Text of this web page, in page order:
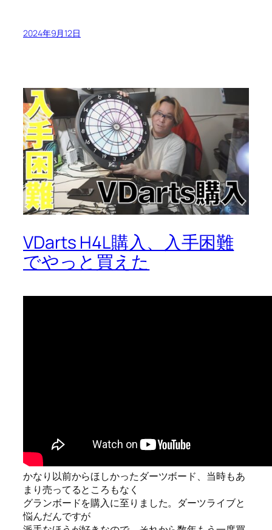
2024年9月12日
VDarts H4L購入、入手困難
でやっと買えた
かなり以前からほしかったダーツボード、当時もあ
まり売ってるところもなく
グランボードを購入に至りました。ダーツライブと
悩んだんですが